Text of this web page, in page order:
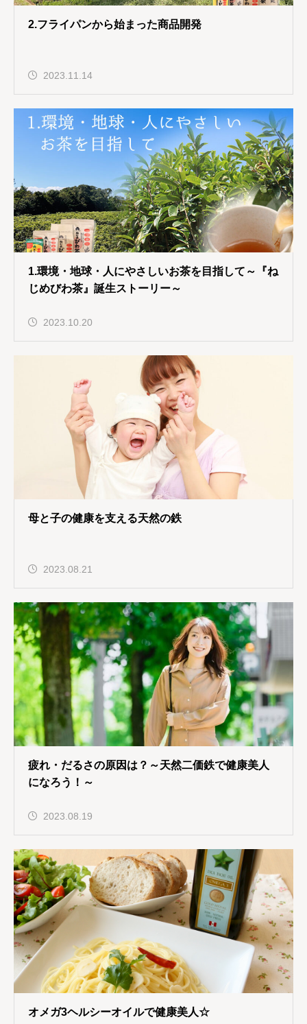
2.フライパンから始まった商品開発
2023.11.14
1.環境・地球・人にやさしいお茶を目指して～『ね
じめびわ茶』誕生ストーリー～
2023.10.20
母と子の健康を支える天然の鉄
2023.08.21
疲れ・だるさの原因は？～天然二価鉄で健康美人
になろう！～
2023.08.19
オメガ3ヘルシーオイルで健康美人☆